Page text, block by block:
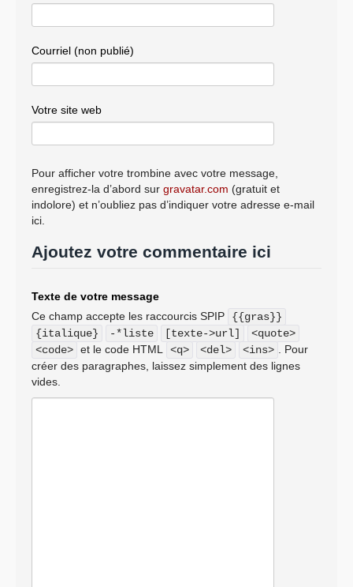
Courriel (non publié)
Votre site web
Pour afficher votre trombine avec votre message,
enregistrez-la d’abord sur gravatar.com (gratuit et
indolore) et n’oubliez pas d’indiquer votre adresse e-mail
ici.
Ajoutez votre commentaire ici
Texte de votre message
Ce champ accepte les raccourcis SPIP
{{gras}}
{italique}
-*liste [texte->url]
<quote>
<code> et le code HTML <q> <del> <ins>
. Pour
créer des paragraphes, laissez simplement des lignes
vides.